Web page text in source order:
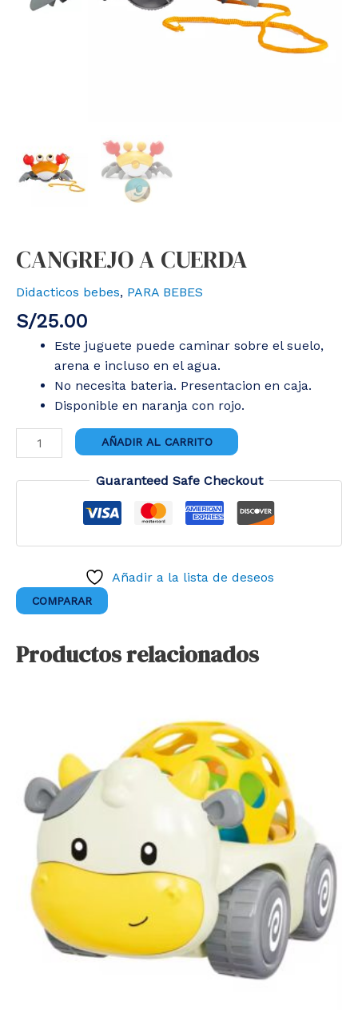
CANGREJO A CUERDA
Didacticos bebes, PARA BEBES
S/25.00
Este juguete puede caminar sobre el suelo,
arena e incluso en el agua.
No necesita bateria. Presentacion en caja.
Disponible en naranja con rojo.
CANGREJO
A
CUERDA
AÑADIR AL CARRITO
Guaranteed Safe Checkout
Añadir a la lista de deseos
COMPARAR
Productos relacionados